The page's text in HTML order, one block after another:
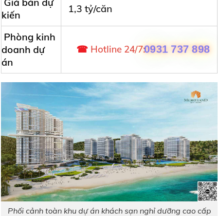
kiến
1,3 tỷ/căn
Phòng kinh
doanh dự
án
☎ Hotline 24/7:0931 737 898
Phối cảnh toàn khu dự án khách sạn nghỉ dưỡng cao cấp